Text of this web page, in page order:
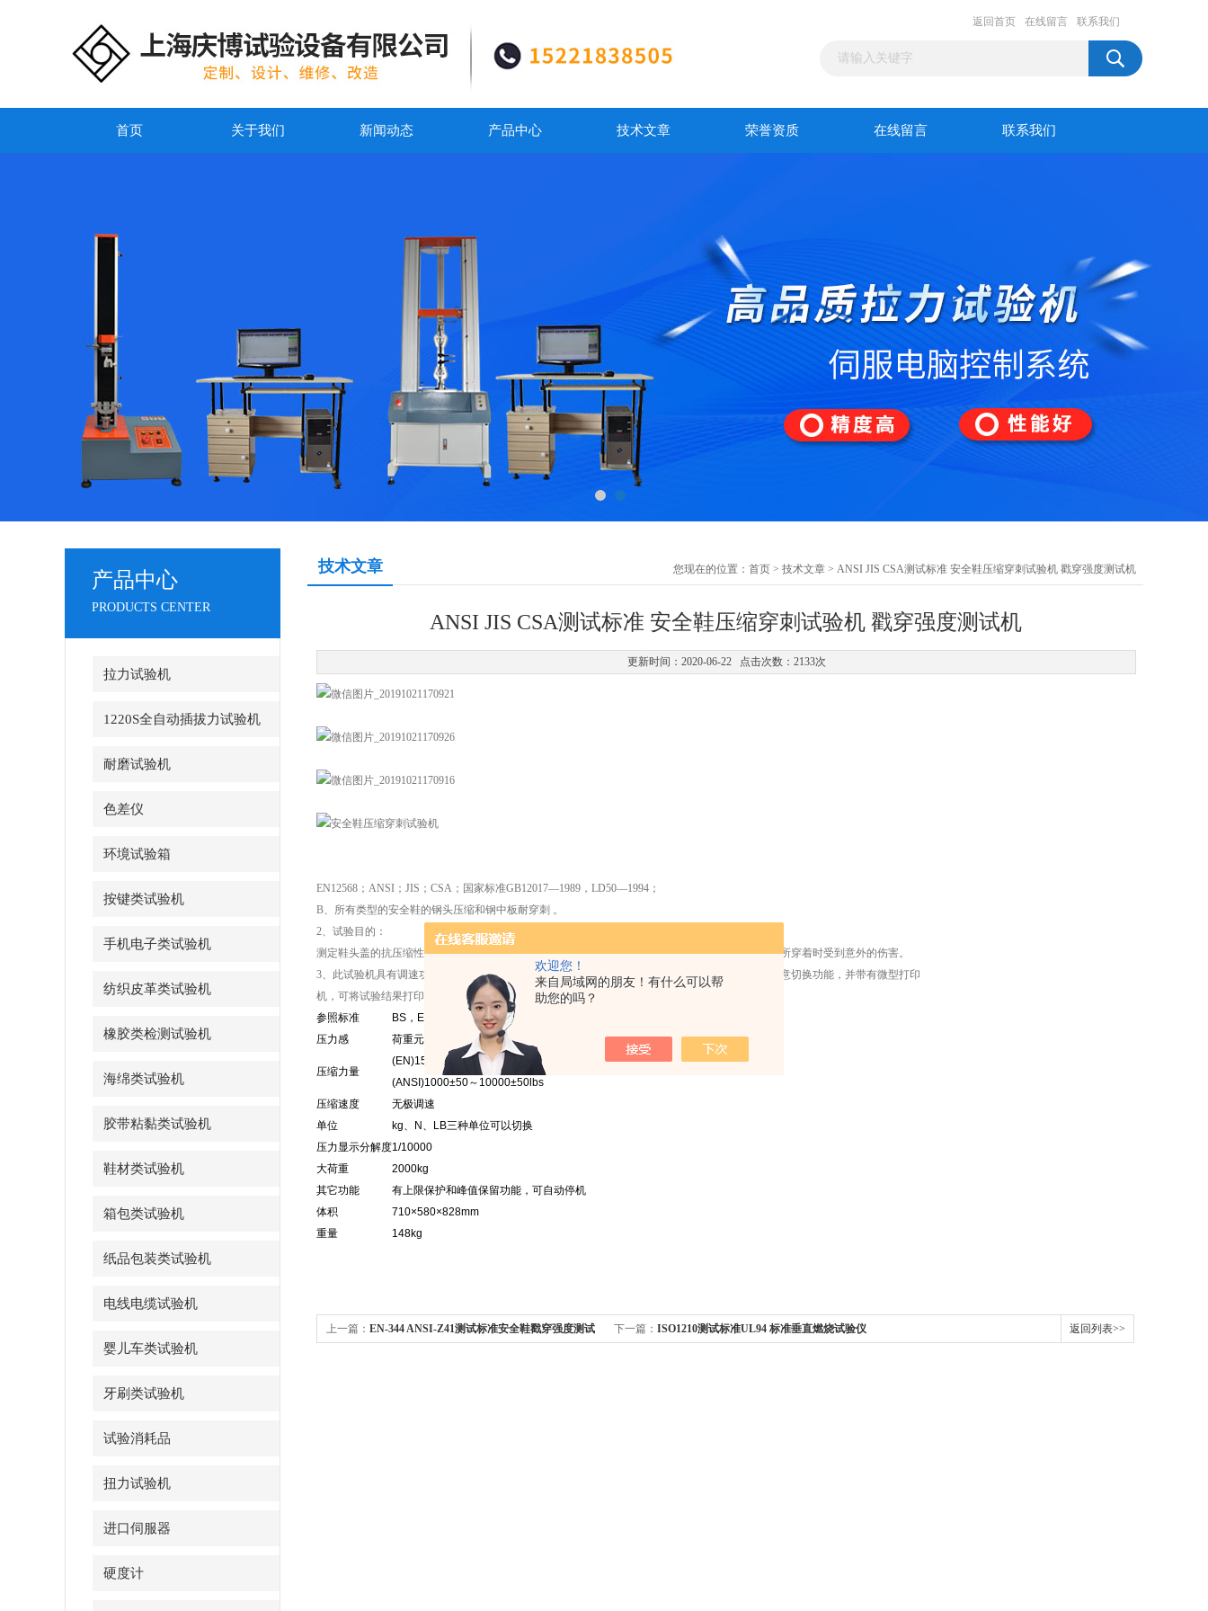
欢迎您！
来自局域网的朋友！有什么可以帮
助您的吗？
返回首页 在线留言 联系我们
首页 关于我们 新闻动态 产品中心 技术文章 荣誉资质 在线留言 联系我们
产品中心
PRODUCTS CENTER
拉力试验机
1220S全自动插拔力试验机
耐磨试验机
色差仪
环境试验箱
按键类试验机
手机电子类试验机
纺织皮革类试验机
橡胶类检测试验机
海绵类试验机
胶带粘黏类试验机
鞋材类试验机
箱包类试验机
纸品包装类试验机
电线电缆试验机
婴儿车类试验机
牙刷类试验机
试验消耗品
扭力试验机
进口伺服器
硬度计
技术文章 您现在的位置： 首页 > 技术文章 > ANSI JIS CSA测试标准 安全鞋压缩穿刺试验机 戳穿强度测试机
ANSI JIS CSA测试标准 安全鞋压缩穿刺试验机 戳穿强度测试机
更新时间：2020-06-22 点击次数：2133次
EN12568；ANSI；JIS；CSA；国家标准GB12017—1989，LD50—1994；
B、所有类型的安全鞋的钢头压缩和钢中板耐穿刺 。
2、试验目的：
测定鞋头盖的抗压缩性，以及钢中板的耐穿刺性，防止因鞋子安全性能不够而造成作业者在工作场所穿着时受到意外的伤害。
3、此试验机具有调速功能，测试速度可根据客户要求任意调节，而且具有kg、N、lb三种单位可任意切换功能，并带有微型打印
机，可将试验结果打印出来。
参照标准
BS，EN-344，ANSI-Z41，ISO-20344，LD50，GB
压力感
荷重元
压缩力量
(EN)15±0.1KN
(ANSI)1000±50～10000±50lbs
压缩速度
无极调速
单位
kg、N、LB三种单位可以切换
压力显示分解度1/10000
大荷重
2000kg
其它功能
有上限保护和峰值保留功能，可自动停机
体积
710×580×828mm
重量
148kg
上一篇： EN-344 ANSI-Z41测试标准安全鞋戳穿强度测试 下一篇： ISO1210测试标准UL94 标准垂直燃烧试验仪 返回列表>>